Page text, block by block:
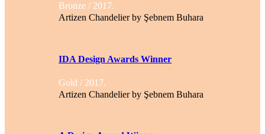
Bronze / 2017.
Artizen Chandelier by Şebnem Buhara
IDA Design Awards Winner
Gold / 2017.
Artizen Chandelier by Şebnem Buhara